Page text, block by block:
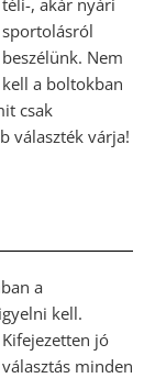
téli-, akár nyári
sportolásról
beszélünk. Nem
kell a boltokban
csak
választék várja!
a
kell.
Kifejezetten jó
választás minden